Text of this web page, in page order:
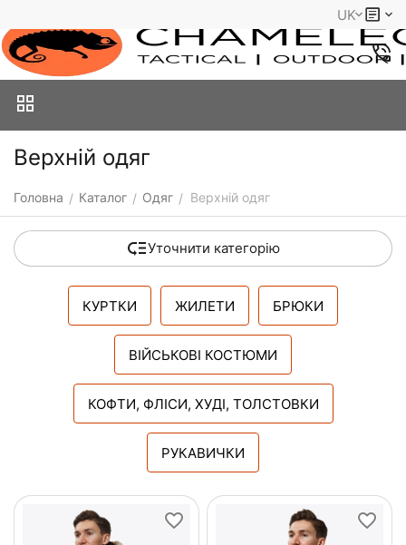
UK
Верхній одяг
Головна / Каталог / Одяг / Верхній одяг
Уточнити категорію
КУРТКИ ЖИЛЕТИ БРЮКИ
ВІЙСЬКОВІ КОСТЮМИ
КОФТИ, ФЛІСИ, ХУДІ, ТОЛСТОВКИ
РУКАВИЧКИ